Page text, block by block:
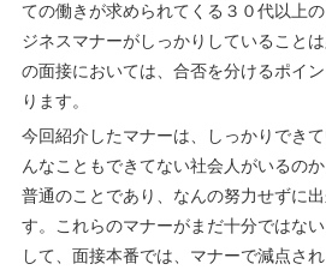
ての働きが求められてくる３０代以上
ジネスマナーがしっかりしていること
の面接においては、合否を分けるポイ
ります。
今回紹介したマナーは、しっかりでき
んなこともできてない社会人がいるの
普通のことであり、なんの努力せずに
す。これらのマナーがまだ十分ではな
して、面接本番では、マナーで減点さ